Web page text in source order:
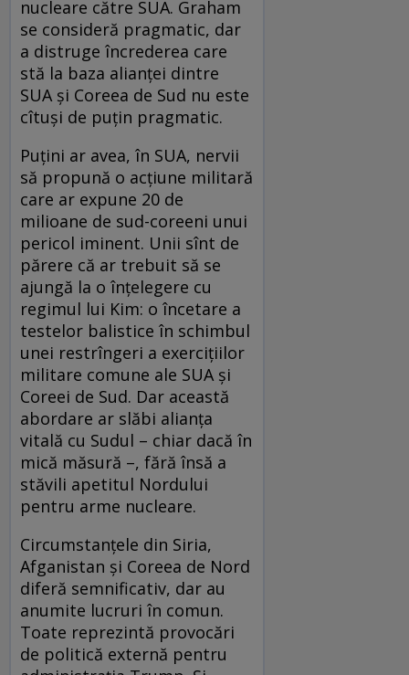
nucleare către SUA. Graham
se consideră pragmatic, dar
a distruge încrederea care
stă la baza alianței dintre
SUA și Coreea de Sud nu este
cîtuși de puțin pragmatic.
Puțini ar avea, în SUA, nervii
să propună o acțiune militară
care ar expune 20 de
milioane de sud-coreeni unui
pericol iminent. Unii sînt de
părere că ar trebuit să se
ajungă la o înțelegere cu
regimul lui Kim: o încetare a
testelor balistice în schimbul
unei restrîngeri a exercițiilor
militare comune ale SUA și
Coreei de Sud. Dar această
abordare ar slăbi alianța
vitală cu Sudul – chiar dacă în
mică măsură –, fără însă a
stăvili apetitul Nordului
pentru arme nucleare.
Circumstanțele din Siria,
Afganistan și Coreea de Nord
diferă semnificativ, dar au
anumite lucruri în comun.
Toate reprezintă provocări
de politică externă pentru